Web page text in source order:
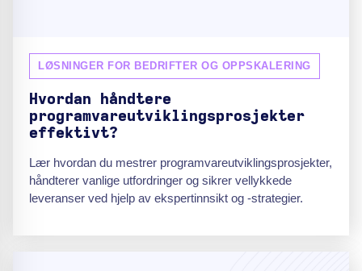
LØSNINGER FOR BEDRIFTER OG OPPSKALERING
Hvordan håndtere
programvareutviklingsprosjekter
effektivt?
Lær hvordan du mestrer programvareutviklingsprosjekter,
håndterer vanlige utfordringer og sikrer vellykkede
leveranser ved hjelp av ekspertinnsikt og -strategier.